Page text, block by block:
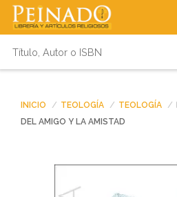
INICIO TEOLOGÍA TEOLOGÍA
DEL AMIGO Y LA AMISTAD